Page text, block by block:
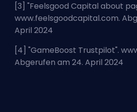
[3] "Feelsgood Capital about
www.feelsgoodcapital.com.
April 2024
[4] "GameBoost Trustpilot".
Abgerufen am 24. April 2024